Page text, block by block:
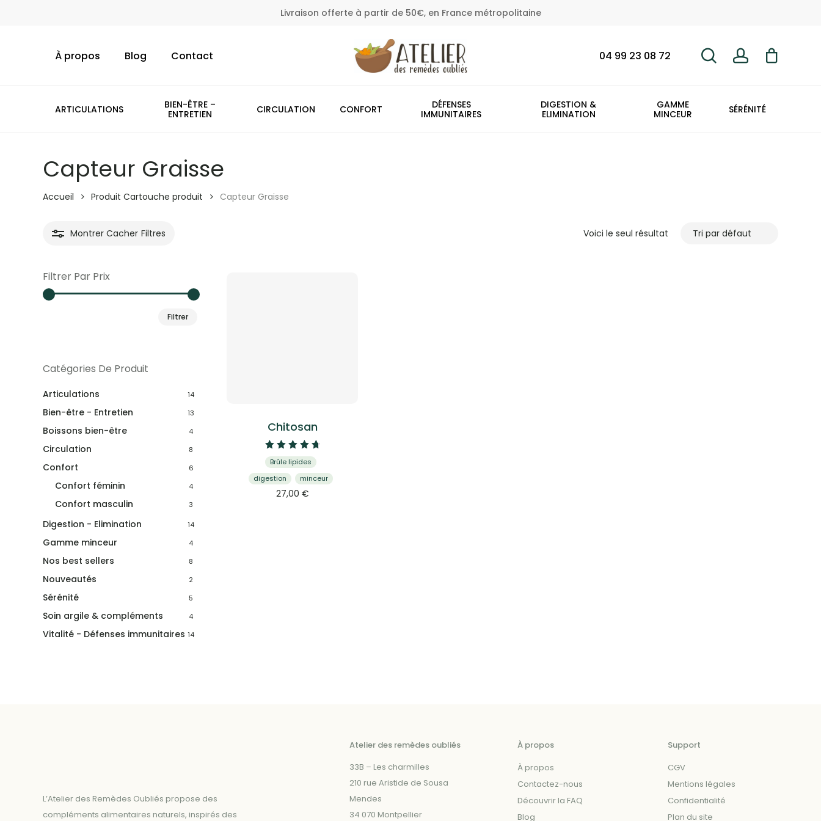
Livraison offerte à partir de 50€, en France métropolitaine
À propos Blog Contact 04 99 23 08 72
ARTICULATIONS
BIEN-ÊTRE –
ENTRETIEN
CIRCULATION CONFORT
DÉFENSES
IMMUNITAIRES
DIGESTION &
ELIMINATION
GAMME
MINCEUR
SÉRÉNITÉ
Capteur Graisse
Accueil Produit Cartouche produit Capteur Graisse
Montrer Cacher Filtres Voici le seul résultat
Filtrer Par Prix
Filtrer
Catégories De Produit
Articulations 14
Bien-être - Entretien 13
Boissons bien-être 4
Circulation 8
Confort 6
Confort féminin 4
Confort masculin 3
Digestion - Elimination 14
Gamme minceur 4
Nos best sellers 8
Nouveautés 2
Sérénité 5
Soin argile & compléments 4
Vitalité - Défenses immunitaires 14
Chitosan
Note
4.83
sur 5
Brûle lipides
digestion
minceur
27,00 €
L’Atelier des Remèdes Oubliés propose des
compléments alimentaires naturels, inspirés des
Atelier des remèdes oubliés
33B – Les charmilles
210 rue Aristide de Sousa
Mendes
34 070 Montpellier
À propos
À propos
Contactez-nous
Découvrir la FAQ
Blog
Support
CGV
Mentions légales
Confidentialité
Plan du site